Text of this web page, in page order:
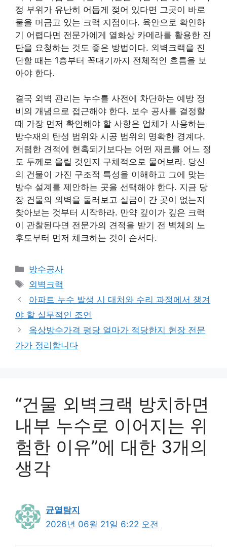
정 부위가 유난히 어둡게 젖어 있다면 그곳이 바로
물을 머금고 있는 크랙 지점이다. 육안으로 확인하
기 어렵다면 전문가에게 열화상 카메라를 활용한 진
단을 요청하는 것도 좋은 방법이다. 외벽크랙을 진
단할 때는 1층부터 꼭대기까지 전체적인 흐름을 보
아야 한다.
결국 외벽 관리는 누수를 사전에 차단하는 예방 정
비의 개념으로 접근해야 한다. 보수 공사를 결정할
때 가장 먼저 확인해야 할 사항은 업체가 사용하는
방수재의 탄성 범위와 시공 범위의 명확한 경계다.
저렴한 견적에 현혹되기보다는 어떤 재료를 어느 정
도 두께로 올릴 것인지 구체적으로 물어보라. 당신
의 건물이 가진 구조적 특성을 이해하고 그에 맞는
방수 설계를 제안하는 곳을 선택해야 한다. 지금 당
장 건물의 외벽을 둘러보고 실금이 간 곳이 없는지
찾아보는 것부터 시작하라. 만약 깊이가 깊은 크랙
이 관찰된다면 전문가의 견적을 받기 전 벽체의 노
후도부터 먼저 체크하는 것이 순서다.
카
테
리
방수공사
태
그
외벽크랙
아파트 누수 발생 시 대처와 수리 과정에서 챙겨
야 할 실무적인 조언
옥상방수가격 평당 얼마가 적당한지 현장 전문
가가 정리합니다
“건물 외벽크랙 방치하면
내부 누수로 이어지는 위
험한 이유”에 대한 3개의
생각
균열탐지
2026년 06월 21일 6:22 오전